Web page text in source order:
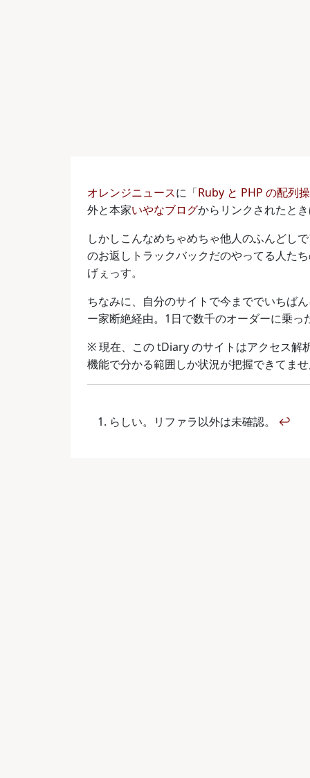
オレンジニュースに「Ruby と PHP の配列
外と本家いやなブログからリンクされたと
しかしこんなめちゃめちゃ他人のふんどし
のお返しトラックバックだのやってる人た
げぇっす。
ちなみに、自分のサイトで今まででいちば
ー家断絶経由。1日で数千のオーダーに乗っ
※ 現在、この tDiary のサイトはアクセス解
機能で分かる範囲しか状況が把握できてま
らしい。リファラ以外は未確認。 ↩